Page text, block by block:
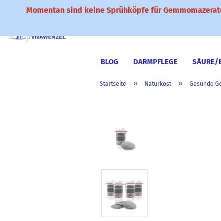
Momentan sind keine Sprühköpfe für
BLOG DARMPFLEGE SÄURE/
Startseite » Naturkost » Gesunde